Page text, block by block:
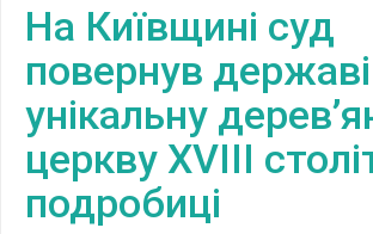
На Київщині суд
повернув державі
унікальну
церкву XVIII
подробиці